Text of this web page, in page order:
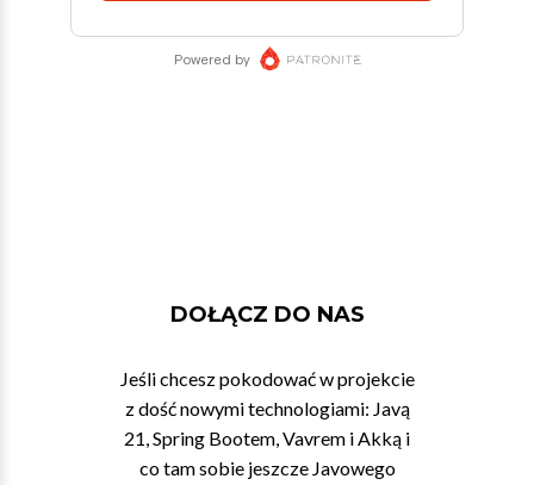
DOŁĄCZ DO NAS
Jeśli chcesz pokodować w projekcie
z dość nowymi technologiami: Javą
21, Spring Bootem, Vavrem i Akką i
co tam sobie jeszcze Javowego